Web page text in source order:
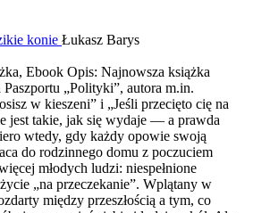
konie Łukasz Barys
Ebook Opis: Najnowsza książka
„Polityki”, autora m.in.
w kieszeni” i „Jeśli przecięto cię na
jest takie, jak się wydaje — a prawda
wtedy, gdy każdy opowie swoją
do rodzinnego domu z poczuciem
młodych ludzi: niespełnione
„na przeczekanie”. Wplątany w
między przeszłością a tym, co